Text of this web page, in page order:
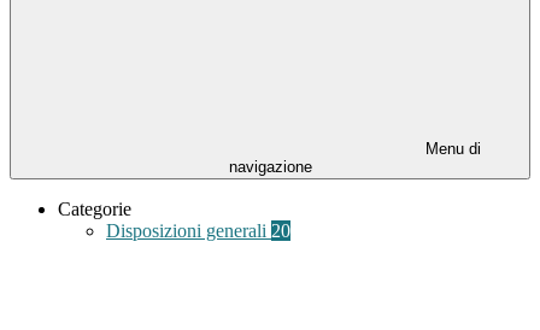
Menu di
navigazione
Categorie
Disposizioni generali 20